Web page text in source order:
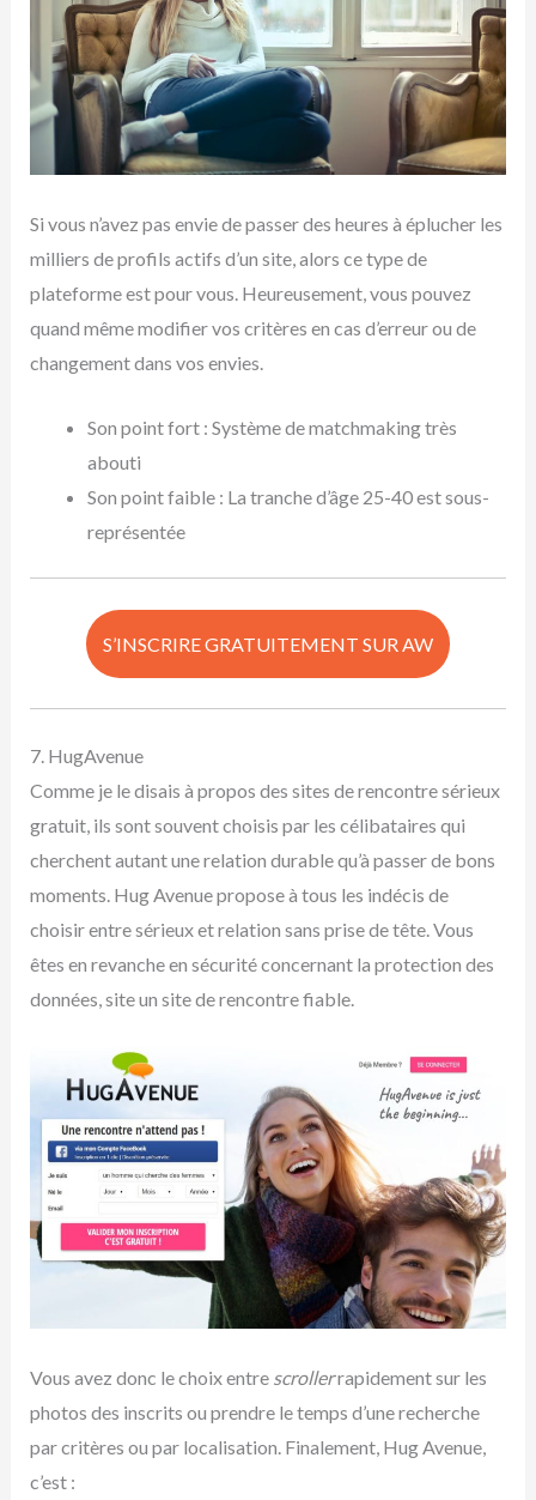
Si vous n’avez pas envie de passer des heures à éplucher les
milliers de profils actifs d’un site, alors ce type de
plateforme est pour vous. Heureusement, vous pouvez
quand même modifier vos critères en cas d’erreur ou de
changement dans vos envies.
Son point fort : Système de matchmaking très
abouti
Son point faible : La tranche d’âge 25-40 est sous-
représentée
S’INSCRIRE GRATUITEMENT SUR AW
7. HugAvenue
Comme je le disais à propos des sites de rencontre sérieux
gratuit, ils sont souvent choisis par les célibataires qui
cherchent autant une relation durable qu’à passer de bons
moments. Hug Avenue propose à tous les indécis de
choisir entre sérieux et relation sans prise de tête. Vous
êtes en revanche en sécurité concernant la protection des
données, site un site de rencontre fiable.
Vous avez donc le choix entre scrollerrapidement sur les
photos des inscrits ou prendre le temps d’une recherche
par critères ou par localisation. Finalement, Hug Avenue,
c’est :